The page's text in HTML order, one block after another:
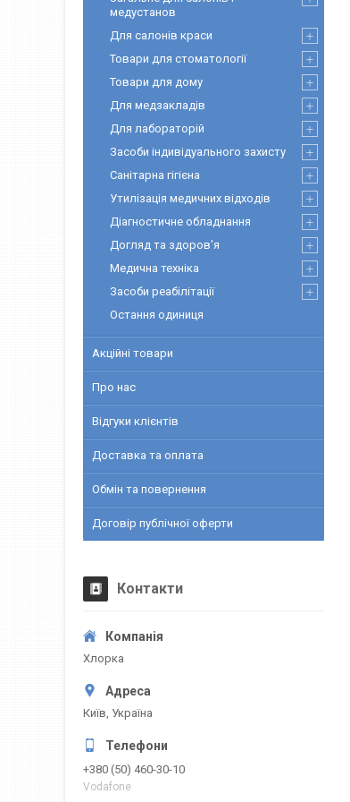
медустанов
Для салонів краси
Товари для стоматології
Товари для дому
Для медзакладів
Для лабораторій
Засоби індивідуального захисту
Санітарна гігієна
Утилізація медичних відходів
Діагностичне обладнання
Догляд та здоров'я
Медична техніка
Засоби реабілітації
Остання одиниця
Акційні товари
Про нас
Відгуки клієнтів
Доставка та оплата
Обмін та повернення
Договір публічної оферти
Контакти
Хлорка
Київ, Україна
+380 (50) 460-30-10
Vodafone